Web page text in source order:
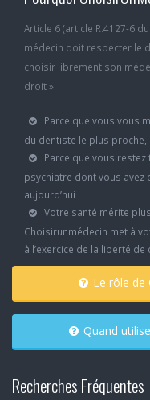
Article 6 (article R.4127-6
médecin doit respecter le
choisir librement son
droit ».
Parce que vous vous
du dentiste le plus proche,
Parce que vous
psychiatre dont vous avez
aujourd’hui :
Votre santé mérite
Choisirunmédecin met à
à l’exercice de la liberté
Recherches Fréquentes